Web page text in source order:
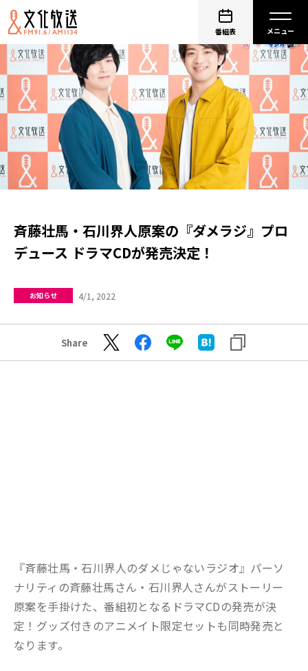
番組表
斉藤壮馬・石川界人原案の『ダメラジ』プロ
デュース ドラマCDが発売決定！
お知らせ 4/1, 2022
Share
『斉藤壮馬・石川界人のダメじゃないラジオ』パーソ
ナリティの斉藤壮馬さん・石川界人さんがストーリー
原案を手掛けた、番組初となるドラマCDの発売が決
定！グッズ付きのアニメイト限定セットも同時発売と
なります。